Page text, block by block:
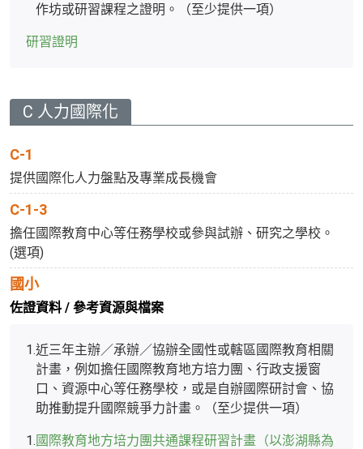
作坊或研習課程之證明。（至少提供一項）
研習證明
C 人力國際化
C-1
提供國際化人力盤點及專業成長機會
C-1-3
擔任國際教育中心等任務學校或參與試辦、研究之學校。
(選項)
國小
佐證資料 / 參考資源與檔案
1.近三年主辦／承辦／協辦全國性或轄區國際教育相關
計畫，例如擔任國際教育地方培力團、行政支援窗
口、資源中心等任務學校，或是自辦國際研討會、協
助推動提升國際競爭力計畫。（至少提供一項）
1.國際教育地方培力團共通課程研習計畫（以澎湖縣為